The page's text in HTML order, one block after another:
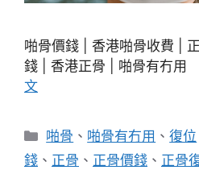
啪骨價錢 | 香港啪骨收費 |
錢 | 香港正骨 | 啪骨有冇
文
分
類
啪骨 、 啪骨有冇用 、復位
錢 、 正骨 、 正骨價錢 、 正骨